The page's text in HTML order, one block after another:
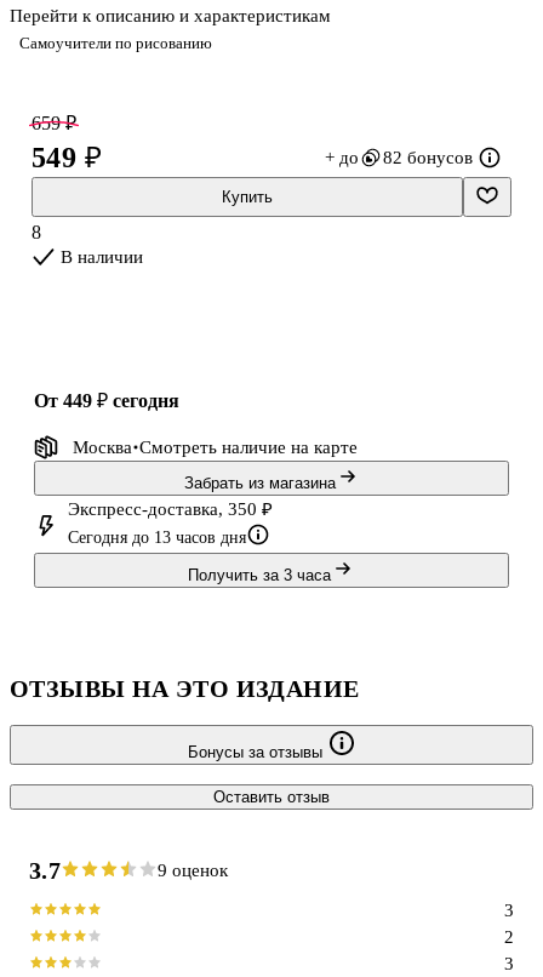
Самоучители по рисованию
профессионального образования и соответствующих навыков, вы
сможете с легкостью овладеть искусством рисования
полезных советов, поможет вам научиться быстро, буквально
«на коленке», изобразить любой натюрморт — от малейших
деталей до сложных композиций.
Перейти к описанию и характеристикам
659 ₽
549 ₽ + до 82 бонусов
Купить
8
В наличии
от 449 ₽ сегодня
Москва Смотреть наличие на карте
Забрать из магазина
Экспресс-доставка, 350 ₽
Сегодня до 13 часов дня
Получить за 3 часа
ОТЗЫВЫ НА ЭТО ИЗДАНИЕ
Бонусы за отзывы
Оставить отзыв
3.7 9 оценок
3
2
3